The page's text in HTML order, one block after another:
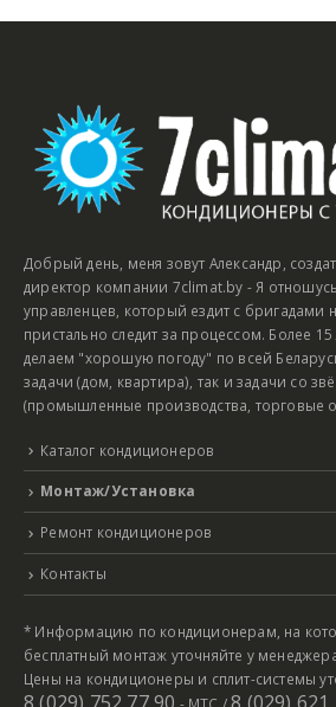
Добрый день, меня зовут Александр,
директор компании 7climat.by - Я
управленцев, который ездит с бригадами
пристально следит за процессом. Более
делаем "хорошую погоду" по всей
задачи (дом, квартира), так и задачи со
(промышленные производства, торговые
Каталог кондиционеров
Монтаж/Установка
Ремонт кондиционеров
Контакты
* Информацию по кондиционерам, на
бесплатный монтаж уточняйте у
Цены на кондиционеры и сплит-системы